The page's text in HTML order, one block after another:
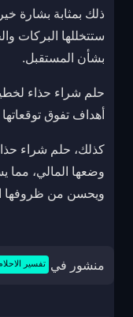
ذلك بمثابة بشارة
ستتخللها البركات
بشأن المستقبل.
حلم شراء حذاء
أهداف تفوق توقعاتها
كذلك، حلم شراء
وضعها المالي، مما
ويحسن من ظروفها
منشور في تفسير